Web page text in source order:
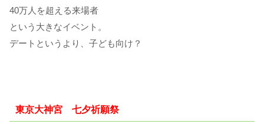
40万人を超える来場者
という大きなイベント。
デートというより、子ども向け？
東京大神宮 七夕祈願祭